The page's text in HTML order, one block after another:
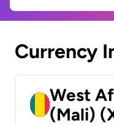
Currency
West
(Mali)